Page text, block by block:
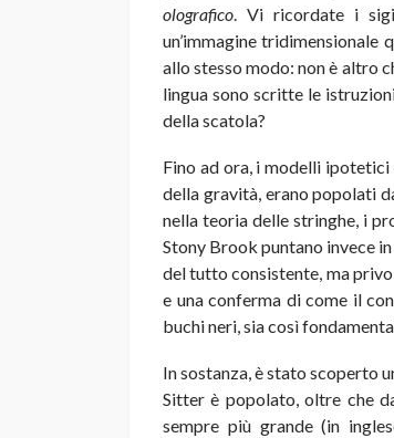
olografico. Vi ricordate i
un’immagine
allo stesso modo: non è altro
lingua sono scritte le
della scatola?
Fino ad ora, i modelli
della gravità, erano popolati
nella teoria delle stringhe, i
Stony Brook puntano invece
del tutto consistente, ma
e una conferma di come il
buchi neri, sia così
In sostanza, è stato scoperto
Sitter è popolato, oltre che
sempre più grande (in